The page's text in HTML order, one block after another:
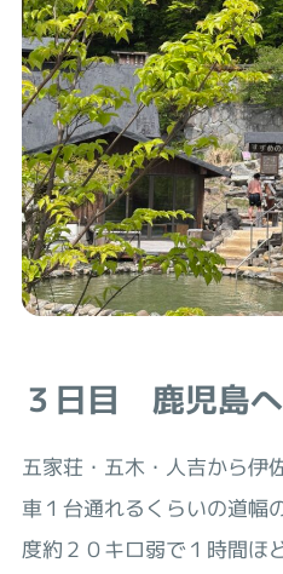
３日目 鹿児島へ
五家荘・五木・人吉から伊
車１台通れるくらいの道幅
度約２０キロ弱で１時間ほ